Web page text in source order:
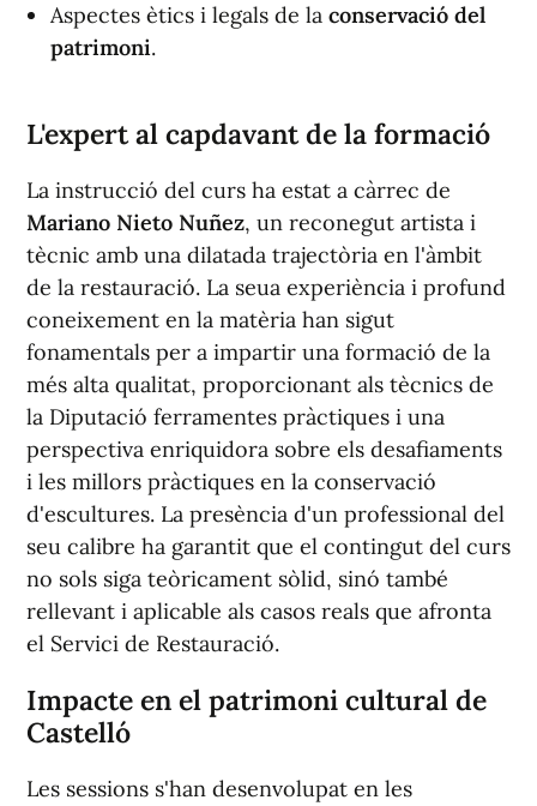
Aspectes ètics i legals de la conservació del
patrimoni.
L'expert al capdavant de la formació
La instrucció del curs ha estat a càrrec de
Mariano Nieto Nuñez, un reconegut artista i
tècnic amb una dilatada trajectòria en l'àmbit
de la restauració. La seua experiència i profund
coneixement en la matèria han sigut
fonamentals per a impartir una formació de la
més alta qualitat, proporcionant als tècnics de
la Diputació ferramentes pràctiques i una
perspectiva enriquidora sobre els desafiaments
i les millors pràctiques en la conservació
d'escultures. La presència d'un professional del
seu calibre ha garantit que el contingut del curs
no sols siga teòricament sòlid, sinó també
rellevant i aplicable als casos reals que afronta
el Servici de Restauració.
Impacte en el patrimoni cultural de
Castelló
Les sessions s'han desenvolupat en les